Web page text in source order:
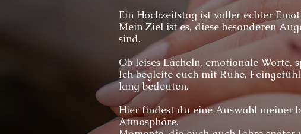
Ein Hochzeitstag ist voller echter
Mein Ziel ist es, diese besonderen
sind.
Ob leises Lächeln, emotionale Worte,
Ich begleite euch mit Ruhe,
lang bedeuten.
Hier findest du eine Auswahl meiner
Atmosphäre.